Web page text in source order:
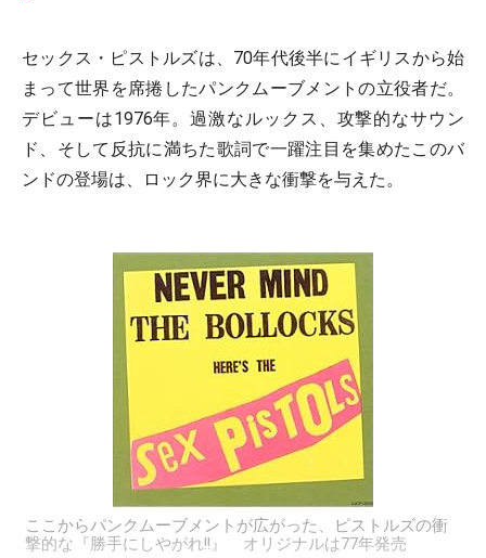
セックス・ピストルズは、70年代後半にイギリスから始
まって世界を席捲したパンクムーブメントの立役者だ。
デビューは1976年。過激なルックス、攻撃的なサウン
ド、そして反抗に満ちた歌詞で一躍注目を集めたこのバ
ンドの登場は、ロック界に大きな衝撃を与えた。
ここからパンクムーブメントが広がった、ピストルズの衝
撃的な『勝手にしやがれ!!』 オリジナルは77年発売